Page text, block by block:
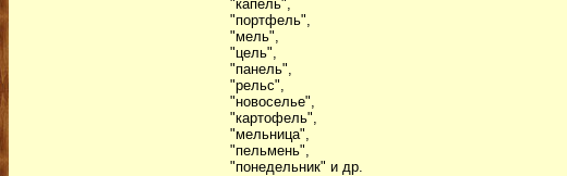
"капель",
"портфель",
"мель",
"цель",
"панель",
"рельс",
"новоселье",
"картофель",
"мельница",
"пельмень",
"понедельник" и др.